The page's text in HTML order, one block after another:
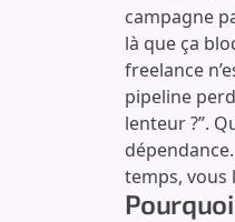
campagne
là que ça
freelance
pipeline
lenteur ?”.
temps, vous